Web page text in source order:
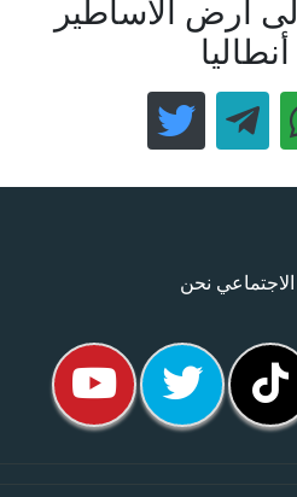
أرض الأساطير
نحن